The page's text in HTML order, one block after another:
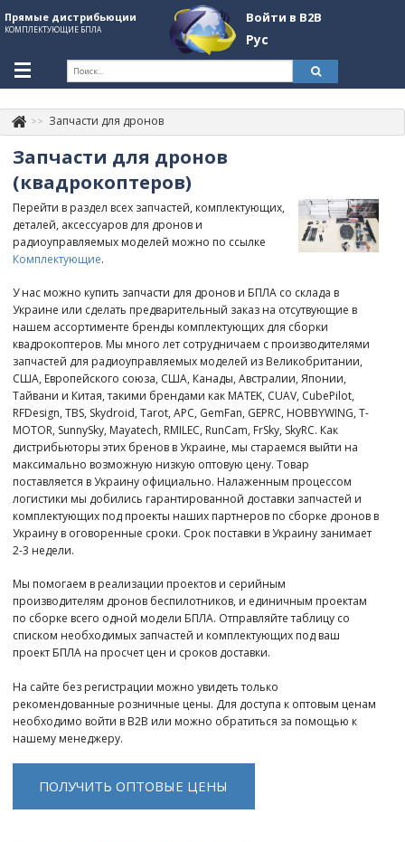
Прямые дистрибьюции
КОМПЛЕКТУЮЩИЕ БПЛА
Войти в B2B
Рус
+380507774092 Контакты
Информация о компании
About Company
Обзоры
Бренды
Войти в B2B
Стать партнером
Запчасти для дронов
Запчасти для дронов
(квадрокоптеров)
Перейти в раздел всех запчастей, комплектующих,
деталей, аксессуаров для дронов и
радиоуправляемых моделей можно по ссылке
Комплектующие.
У нас можно купить запчасти для дронов и БПЛА со склада в
Украине или сделать предварительный заказ на отсутвующие в
нашем ассортименте бренды комплектующих для сборки
квадрокоптеров. Мы много лет сотрудничаем с производителями
запчастей для радиоуправляемых моделей из Великобритании,
США, Европейского союза, США, Канады, Австралии, Японии,
Тайвани и Китая, такими брендами как MATEK, CUAV, CubePilot,
RFDesign, TBS, Skydroid, Tarot, APC, GemFan, GEPRC, HOBBYWING, T-
MOTOR, SunnySky, Mayatech, RMILEC, RunCam, FrSky, SkyRC. Как
дистрибьюторы этих бренов в Украине, мы стараемся выйти на
максимально возможную низкую оптовую цену. Товар
поставляется в Украину официально. Налаженным процессом
логистики мы добились гарантированной доставки запчастей и
комплектующих под проекты наших партнеров по сборке дронов в
Украину в оговоренные сроки. Срок поставки в Украину занимает
2-3 недели.
Мы помогаем в реализации проектов и серийным
производителям дронов беспилотников, и единичным проектам
по сборке всего одной модели БПЛА. Отправляйте таблицу со
списком необходимых запчастей и комплектующих под ваш
проект БПЛА на просчет цен и сроков доставки.
На сайте без регистрации можно увидеть только
рекомендованные розничные цены. Для доступа к оптовым ценам
необходимо войти в B2B или можно обратиться за помощью к
нашему менеджеру.
ПОЛУЧИТЬ ОПТОВЫЕ ЦЕНЫ